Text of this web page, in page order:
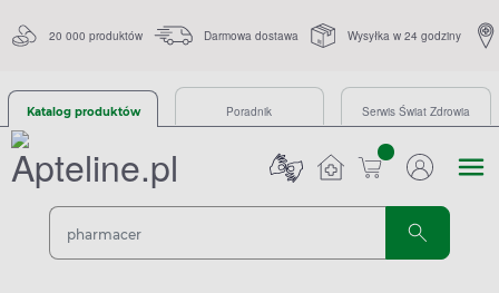
20 000 produktów Darmowa dostawa Wysyłka w 24 godziny
Katalog produktów Poradnik Serwis Świat Zdrowia
sztuk